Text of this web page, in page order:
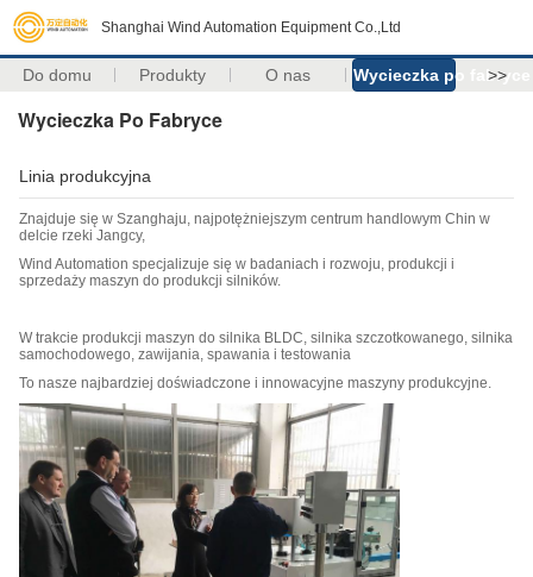
Shanghai Wind Automation Equipment Co.,Ltd
Do domu Produkty O nas Wycieczka po fabryce
>>
Wycieczka Po Fabryce
Linia produkcyjna
Znajduje się w Szanghaju, najpotężniejszym centrum handlowym Chin w
delcie rzeki Jangcy,
Wind Automation specjalizuje się w badaniach i rozwoju, produkcji i
sprzedaży maszyn do produkcji silników.
W trakcie produkcji maszyn do silnika BLDC, silnika szczotkowanego, silnika
samochodowego, zawijania, spawania i testowania
To nasze najbardziej doświadczone i innowacyjne maszyny produkcyjne.